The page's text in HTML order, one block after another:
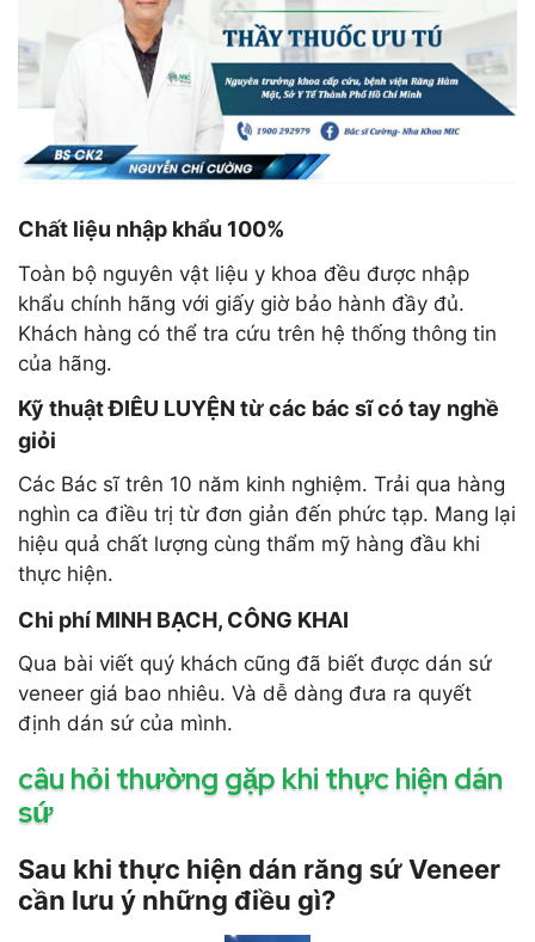
Chất liệu nhập khẩu 100%
Toàn bộ nguyên vật liệu y khoa đều được nhập
khẩu chính hãng với giấy giờ bảo hành đầy đủ.
Khách hàng có thể tra cứu trên hệ thống thông tin
của hãng.
Kỹ thuật ĐIÊU LUYỆN từ các bác sĩ có tay nghề
giỏi
Các Bác sĩ trên 10 năm kinh nghiệm. Trải qua hàng
nghìn ca điều trị từ đơn giản đến phức tạp. Mang lại
hiệu quả chất lượng cùng thẩm mỹ hàng đầu khi
thực hiện.
Chi phí MINH BẠCH, CÔNG KHAI
Qua bài viết quý khách cũng đã biết được dán sứ
veneer giá bao nhiêu. Và dễ dàng đưa ra quyết
định dán sứ của mình.
câu hỏi thường gặp khi thực hiện dán
sứ
Sau khi thực hiện dán răng sứ Veneer
cần lưu ý những điều gì?